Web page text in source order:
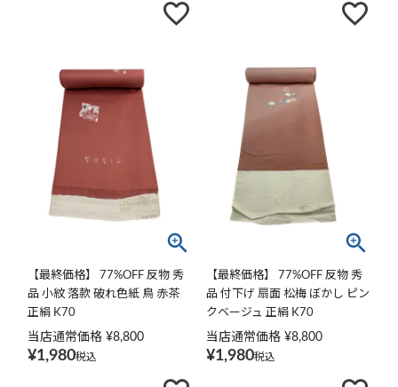
【最終価格】 77%OFF 反物 秀
品 小紋 落款 破れ色紙 鳥 赤茶
正絹 K70
当店通常価格 ¥8,800
¥1,980税込
【最終価格】 77%OFF 反物 秀
品 付下げ 扇面 松梅 ぼかし ピン
クベージュ 正絹 K70
当店通常価格 ¥8,800
¥1,980税込